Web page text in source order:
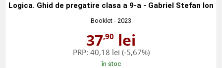
Logica. Ghid de pregatire clasa a 9-a - Gabriel Stefan Ion
Booklet - 2023
37,90 lei
PRP: 40,18 lei (-5,67%)
în stoc